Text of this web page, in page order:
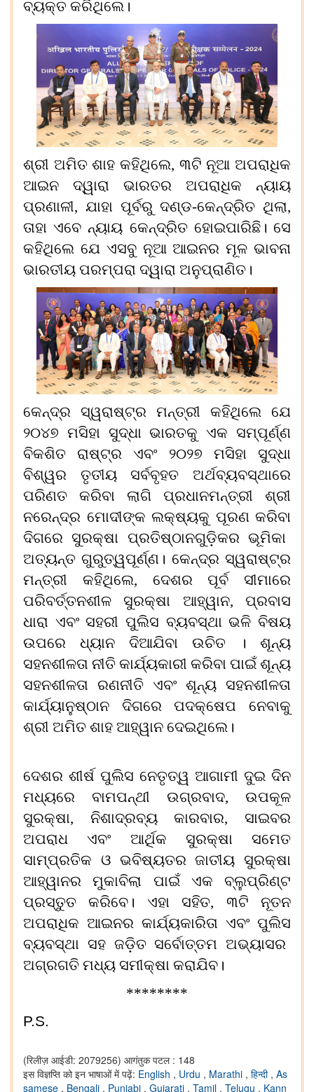
ବ୍ୟକ୍ତ କରିଥିଲେ।
ଶ୍ରୀ ଅମିତ ଶାହ କହିଥିଲେ, ୩ଟି ନୂଆ ଅପରାଧିକ
ଆଇନ ଦ୍ୱାରା ଭାରତର ଅପରାଧିକ ନ୍ୟାୟ
ପ୍ରଣାଳୀ, ଯାହା ପୂର୍ବରୁ ଦଣ୍ଡ-କେନ୍ଦ୍ରିତ ଥିଲା,
ତାହା ଏବେ ନ୍ୟାୟ କେନ୍ଦ୍ରିତ ହୋଇପାରିଛି। ସେ
କହିଥିଲେ ଯେ ଏସବୁ ନୂଆ ଆଇନର ମୂଳ ଭାବନା
ଭାରତୀୟ ପରମ୍ପରା ଦ୍ୱାରା ଅନୁପ୍ରାଣିତ।
କେନ୍ଦ୍ର ସ୍ୱରାଷ୍ଟ୍ର ମନ୍ତ୍ରୀ କହିଥିଲେ ଯେ
୨୦୪୭ ମସିହା ସୁଦ୍ଧା ଭାରତକୁ ଏକ ସମ୍ପୂର୍ଣ୍ଣ
ବିକଶିତ ରାଷ୍ଟ୍ର ଏବଂ ୨୦୨୭ ମସିହା ସୁଦ୍ଧା
ବିଶ୍ୱର ତୃତୀୟ ସର୍ବବୃହତ ଅର୍ଥବ୍ୟବସ୍ଥାରେ
ପରିଣତ କରିବା ଲାଗି ପ୍ରଧାନମନ୍ତ୍ରୀ ଶ୍ରୀ
ନରେନ୍ଦ୍ର ମୋଦୀଙ୍କ ଲକ୍ଷ୍ୟକୁ ପୂରଣ କରିବା
ଦିଗରେ ସୁରକ୍ଷା ପ୍ରତିଷ୍ଠାନଗୁଡ଼ିକର ଭୂମିକା
ଅତ୍ୟନ୍ତ ଗୁରୁତ୍ୱପୂର୍ଣ୍ଣ। କେନ୍ଦ୍ରସ୍ୱରାଷ୍ଟ୍ର
ମନ୍ତ୍ରୀ କହିଥିଲେ, ଦେଶର ପୂର୍ବ ସୀମାରେ
ପରିବର୍ତ୍ତନଶୀଳ ସୁରକ୍ଷା ଆହ୍ୱାନ,ପ୍ରବାସ
ଧାରା ଏବଂ ସହରୀ ପୁଲିସ ବ୍ୟବସ୍ଥା ଭଳି ବିଷୟ
ଉପରେ ଧ୍ୟାନ ଦିଆଯିବା ଉଚିତ । ଶୂନ୍ୟ
ସହନଶୀଳତା ନୀତି କାର୍ଯ୍ୟକାରୀ କରିବା ପାଇଁ ଶୂନ୍ୟ
ସହନଶୀଳତା ରଣନୀତି ଏବଂ ଶୂନ୍ୟ ସହନଶୀଳତା
କାର୍ଯ୍ୟାନୁଷ୍ଠାନ ଦିଗରେ ପଦକ୍ଷେପ ନେବାକୁ
ଶ୍ରୀ ଅମିତ ଶାହ ଆହ୍ୱାନ ଦେଇଥିଲେ।
ଦେଶର ଶୀର୍ଷ ପୁଲିସ ନେତୃତ୍ୱ ଆଗାମୀ ଦୁଇ ଦିନ
ମଧ୍ୟରେ ବାମପନ୍ଥୀ ଉଗ୍ରବାଦ, ଉପକୂଳ
ସୁରକ୍ଷା, ନିଶାଦ୍ରବ୍ୟ କାରବାର,ସାଇବର
ଅପରାଧ ଏବଂ ଆର୍ଥିକ ସୁରକ୍ଷା ସମେତ
ସାମ୍ପ୍ରତିକ ଓ ଭବିଷ୍ୟତର ଜାତୀୟ ସୁରକ୍ଷା
ଆହ୍ୱାନର ମୁକାବିଲା ପାଇଁ ଏକ ବ୍ଲୁପ୍ରିଣ୍ଟ
ପ୍ରସ୍ତୁତ କରିବେ। ଏହା ସହିତ, ୩ଟି ନୂତନ
ଅପରାଧିକ ଆଇନର କାର୍ଯ୍ୟକାରିତା ଏବଂ ପୁଲିସ
ବ୍ୟବସ୍ଥା ସହ ଜଡ଼ିତସର୍ବୋତ୍ତମ ଅଭ୍ୟାସର
ଅଗ୍ରଗତି ମଧ୍ୟ ସମୀକ୍ଷା କରାଯିବ।
********
P.S.
(रिलीज़ आईडी: 2079256) आगंतुक पटल : 148
इस विज्ञप्ति को इन भाषाओं में पढ़ें: English , Urdu , Marathi , हिन्दी , As
samese , Bengali , Punjabi , Gujarati , Tamil , Telugu , Kann